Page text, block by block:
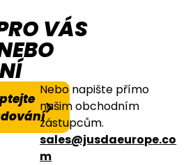
VÁS
Nebo napište přímo
našim obchodním
zástupcům.
sales@jusdaeurope.co
m